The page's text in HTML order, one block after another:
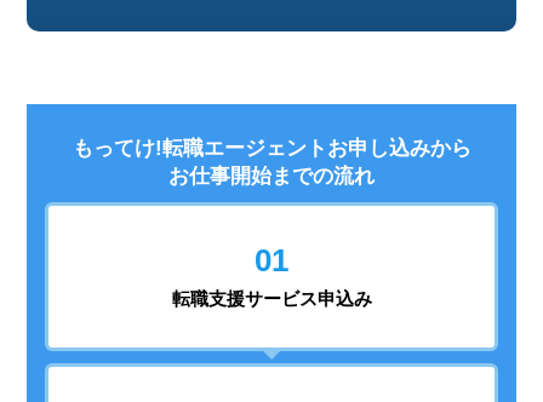
もってけ!転職エージェントお申し込みから
お仕事開始までの流れ
01
転職支援サービス申込み